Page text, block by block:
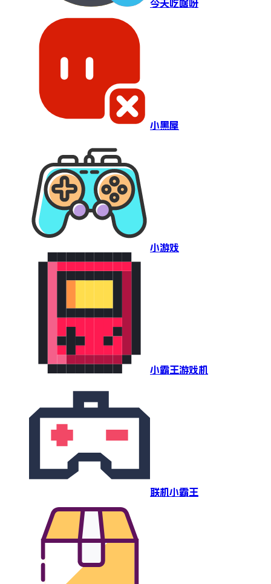
今天吃啥呀
小黑屋
小游戏
小霸王游戏机
联机小霸王